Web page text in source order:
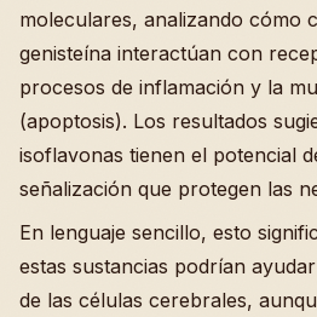
moleculares, analizando cómo
genisteína interactúan con
procesos de inflamación y la
(apoptosis). Los resultados
isoflavonas tienen el potencial
señalización que protegen las
En lenguaje sencillo, esto
estas sustancias podrían
de las células cerebrales,